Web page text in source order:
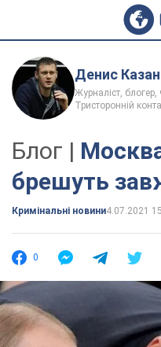
Денис
Журналіст, блогер,
Тристоронній
Блог |
брешуть
Кримінальні новини4.07.2021
0